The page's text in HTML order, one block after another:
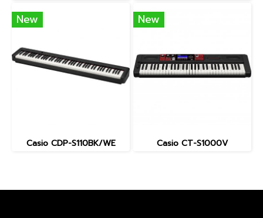
New
Casio CDP-S110BK/WE
New
Casio CT-S1000V